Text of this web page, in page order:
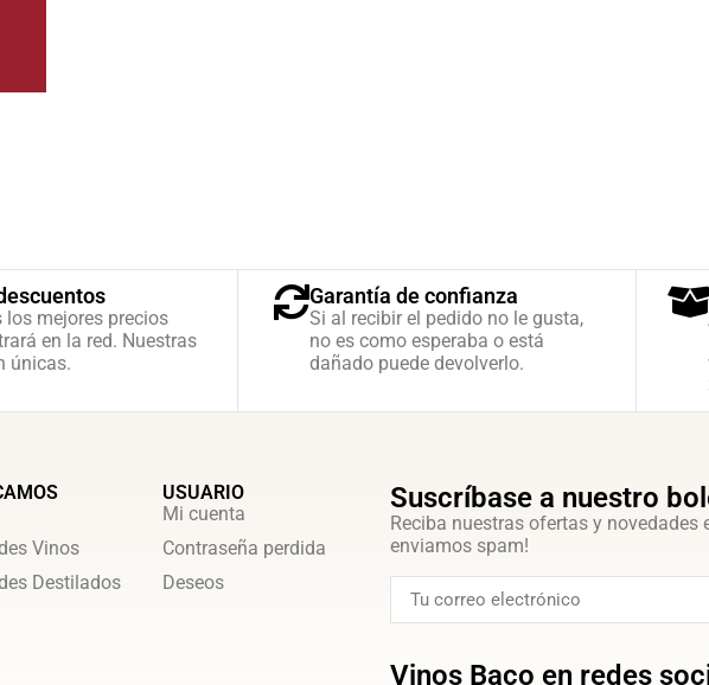
los mejores precios
en la red. Nuestras
únicas.
Garantía de confianza
Si al recibir el pedido no le gusta,
no es como esperaba o está
dañado puede devolverlo.
Vinos
Destilados
USUARIO
Mi cuenta
Contraseña perdida
Deseos
Suscríbase a nuestro
Reciba nuestras ofertas y novedades
enviamos spam!
Vinos Baco en redes